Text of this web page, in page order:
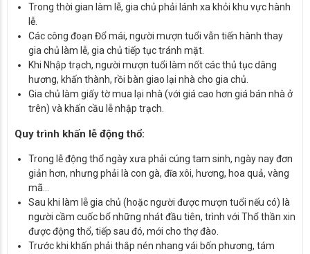
Trong thời gian làm lễ, gia chủ phải lánh xa khỏi khu vực hành
lễ.
Các công đoạn Đổ mái, người mượn tuổi vẫn tiến hành thay
gia chủ làm lễ, gia chủ tiếp tục tránh mặt.
Khi Nhập trạch, người mượn tuổi làm nốt các thủ tục dâng
hương, khấn thành, rồi bàn giao lại nhà cho gia chủ.
Gia chủ làm giấy tờ mua lại nhà (với giá cao hơn giá bán nhà ở
trên) và khấn cầu lễ nhập trạch.
Quy trình khấn lễ động thổ:
Trong lễ động thổ ngày xưa phải cúng tam sinh, ngày nay đơn
giản hơn, nhưng phải là con gà, đĩa xôi, hương, hoa quả, vàng
mã…
Sau khi làm lễ gia chủ (hoặc người được mượn tuổi nếu có) là
người cầm cuốc bổ những nhát đầu tiên, trình với Thổ thần xin
được động thổ, tiếp sau đó, mới cho thợ đào.
Trước khi khấn phải thắp nén nhang vái bốn phương, tám